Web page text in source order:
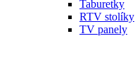
Taburetky
RTV stolíky
TV panely